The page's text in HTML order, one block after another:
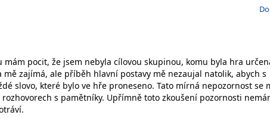
mám pocit, že jsem nebyla cílovou skupinou, komu byla hra
mě zajímá, ale příběh hlavní postavy mě nezaujal natolik, abych s
slovo, které bylo ve hře proneseno. Tato mírná nepozornost se
s pamětníky. Upřímně toto zkoušení pozornosti